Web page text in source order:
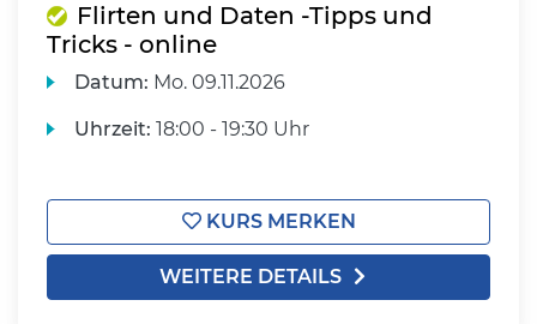
Flirten und Daten -Tipps und
Tricks - online
Datum: Mo. 09.11.2026
Uhrzeit: 18:00 - 19:30 Uhr
KURS MERKEN
WEITERE DETAILS